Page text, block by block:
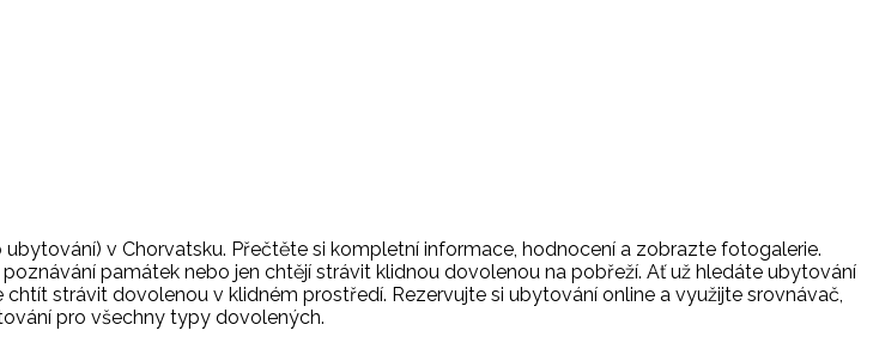
v Chorvatsku. Přečtěte si kompletní informace, hodnocení a zobrazte fotogalerie.
památek nebo jen chtějí strávit klidnou dovolenou na pobřeží. Ať už hledáte ubytování
strávit dovolenou v klidném prostředí. Rezervujte si ubytování online a využijte srovnávač,
pro všechny typy dovolených.